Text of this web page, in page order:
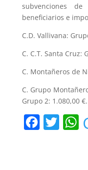
subvenciones
beneficiarios e
C.D. Vallivana:
C. C.T. Santa Cruz:
C. Montañeros de
C. Grupo
Grupo 2: 1.080,00 €.
F T